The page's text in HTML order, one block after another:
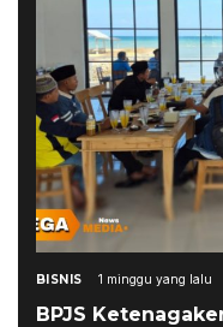
BISNIS 1 minggu yang lalu
BPJS